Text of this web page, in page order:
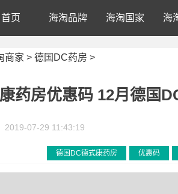
首页 海淘品牌 海淘国家 海
商家 > 德国DC药房 >
药房优惠码 12月德国
2019-07-29 11:43:19
德国DC德式康药房 优惠码